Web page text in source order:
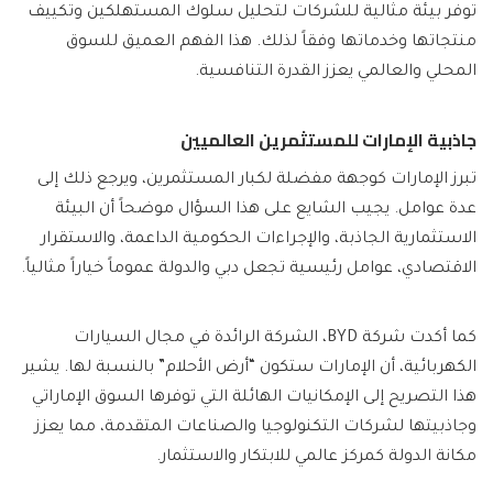
توفر بيئة مثالية للشركات لتحليل سلوك المستهلكين وتكييف
منتجاتها وخدماتها وفقاً لذلك. هذا الفهم العميق للسوق
المحلي والعالمي يعزز القدرة التنافسية.
جاذبية الإمارات للمستثمرين العالميين
تبرز الإمارات كوجهة مفضلة لكبار المستثمرين، ويرجع ذلك إلى
عدة عوامل. يجيب الشايع على هذا السؤال موضحاً أن البيئة
الاستثمارية الجاذبة، والإجراءات الحكومية الداعمة، والاستقرار
الاقتصادي، عوامل رئيسية تجعل دبي والدولة عموماً خياراً مثالياً.
كما أكدت شركة BYD، الشركة الرائدة في مجال السيارات
الكهربائية، أن الإمارات ستكون “أرض الأحلام” بالنسبة لها. يشير
هذا التصريح إلى الإمكانيات الهائلة التي توفرها السوق الإماراتي
وجاذبيتها لشركات التكنولوجيا والصناعات المتقدمة، مما يعزز
مكانة الدولة كمركز عالمي للابتكار والاستثمار.